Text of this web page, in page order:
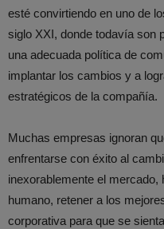
esté convirtiendo en uno de
siglo XXI, donde todavía son
una adecuada política de
implantar los cambios y a
estratégicos de la compañía.
Muchas empresas ignoran
enfrentarse con éxito al
inexorablemente el
humano, retener a los
corporativa para que se